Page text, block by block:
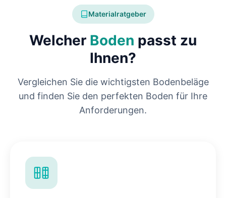
Materialratgeber
Welcher Boden passt zu
Ihnen?
Vergleichen Sie die wichtigsten Bodenbeläge
und finden Sie den perfekten Boden für Ihre
Anforderungen.